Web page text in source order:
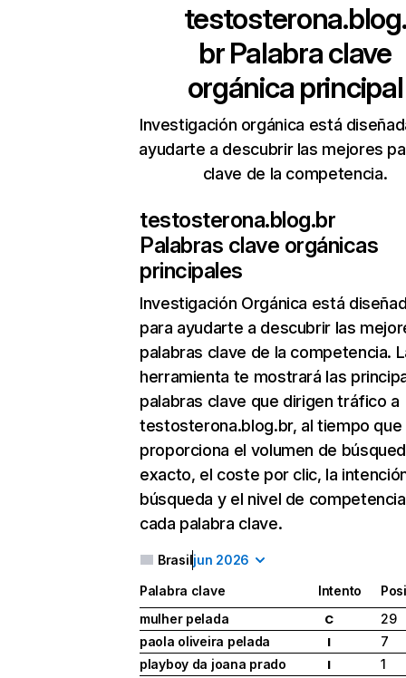
testosterona.blog.
brPalabra clave
orgánica principal
Investigación orgánica está
ayudarte a descubrir las mejores
clave de la competencia.
testosterona.blog.br
Palabras clave orgánicas
principales
Investigación Orgánica está
para ayudarte a descubrir las
palabras clave de la competencia.
herramienta te mostrará las
palabras clave que dirigen tráfico a
testosterona.blog.br, al tiempo
proporciona el volumen de
exacto, el coste por clic, la
búsqueda y el nivel de
cada palabra clave.
Brasiljun 2026
Palabra clave Intento
mulher pelada
C
29
paola oliveira pelada
I
7
playboy da joana prado
I
1